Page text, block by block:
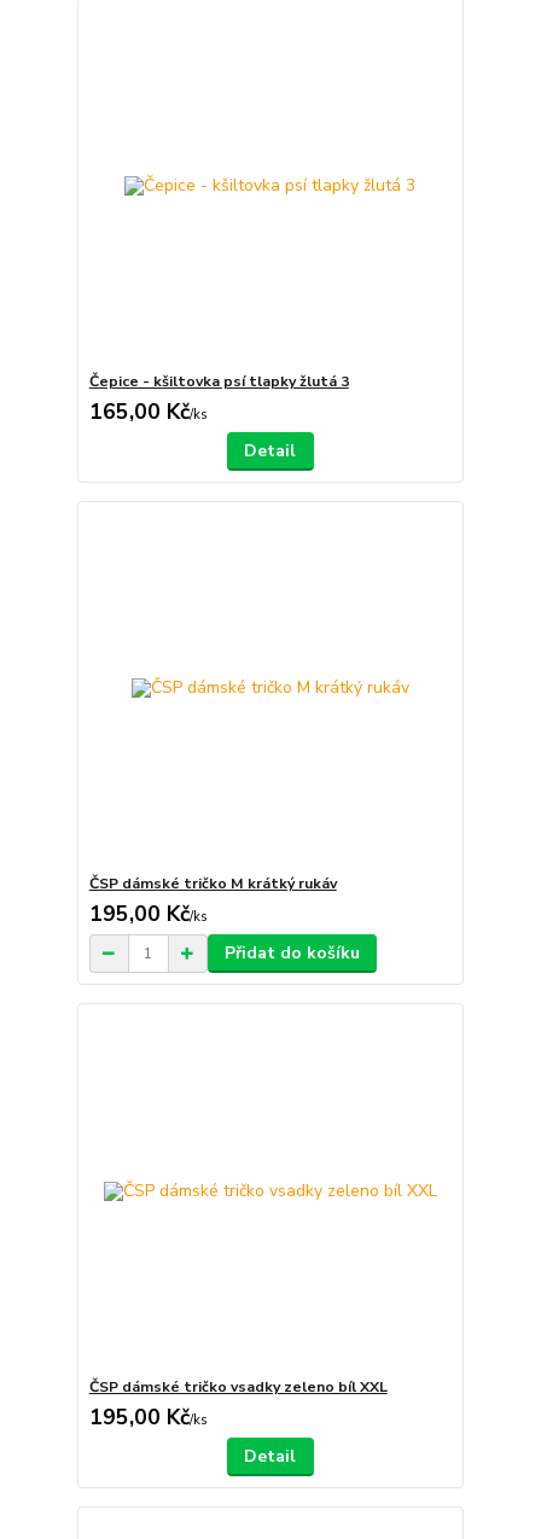
Čepice - kšiltovka psí tlapky žlutá 3
165,00 Kč/ks
Detail
ČSP dámské tričko M krátký rukáv
195,00 Kč/ks
Přidat do košíku
ČSP dámské tričko vsadky zeleno bíl XXL
195,00 Kč/ks
Detail